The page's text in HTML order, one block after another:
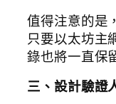
值得注意的是
只要以太坊主
錄也將一直保
三、設計驗證